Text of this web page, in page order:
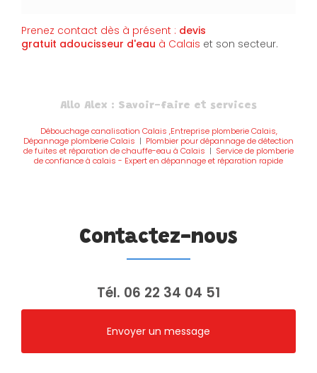
Prenez contact dès à présent : devis
gratuit adoucisseur d'eau à Calais et son secteur.
Allo Alex : Savoir-faire et services
Débouchage canalisation Calais ,Entreprise plomberie Calais,
Dépannage plomberie Calais | Plombier pour dépannage de détection
de fuites et réparation de chauffe-eau à Calais | Service de plomberie
de confiance à calais - Expert en dépannage et réparation rapide
Contactez-nous
Tél. 06 22 34 04 51
Envoyer un message